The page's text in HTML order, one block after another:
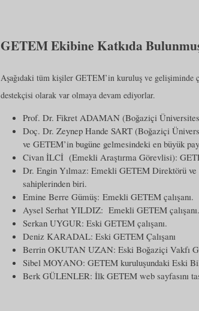
GETEM Ekibine Katkıda
Aşağıdaki tüm kişiler GETEM’in kuruluş ve
destekçisi olarak var olmaya devam ediyorlar.
Prof. Dr. Fikret ADAMAN (Boğaziçi
Doç. Dr. Zeynep Hande SART (Boğaziçi
ve GETEM’in bugüne gelmesindeki en büyük
Civan İLCİ (Emekli Araştırma Görevlisi):
Dr. Engin Yılmaz: Emekli GETEM Direktörü ve
sahiplerinden biri.
Emine Berre Gümüş: Emekli GETEM çalışanı.
Aysel Serhat YILDIZ: Emekli GETEM çalışanı.
Serkan UYGUR: Eski GETEM çalışanı.
Deniz KARADAL: Eski GETEM Çalışanı
Berrin OKUTAN UZAN: Eski Boğaziçi Vakfı
Sibel MOYANO: GETEM kuruluşundaki Eski
Berk GÜLENLER: İlk GETEM web sayfasını